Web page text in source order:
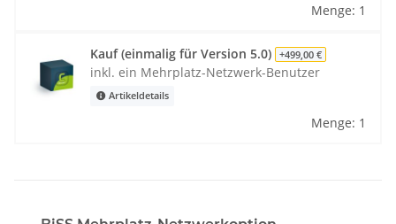
Menge: 1
Kauf (einmalig für Version 5.0) +499,00 €
inkl. ein Mehrplatz-Netzwerk-Benutzer
Artikeldetails
Menge: 1